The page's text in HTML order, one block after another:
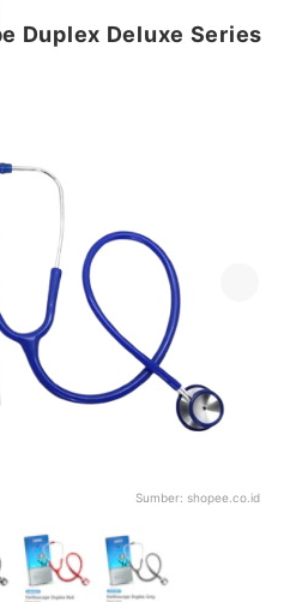
Duplex Deluxe Series
Sumber: shopee.co.id